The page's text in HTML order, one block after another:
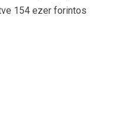
154 ezer forintos